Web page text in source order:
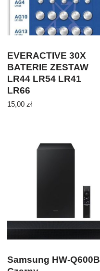
EVERACTIVE 30X
BATERIE ZESTAW
LR44 LR54 LR41
LR66
15,00 zł
Samsung HW-Q600B